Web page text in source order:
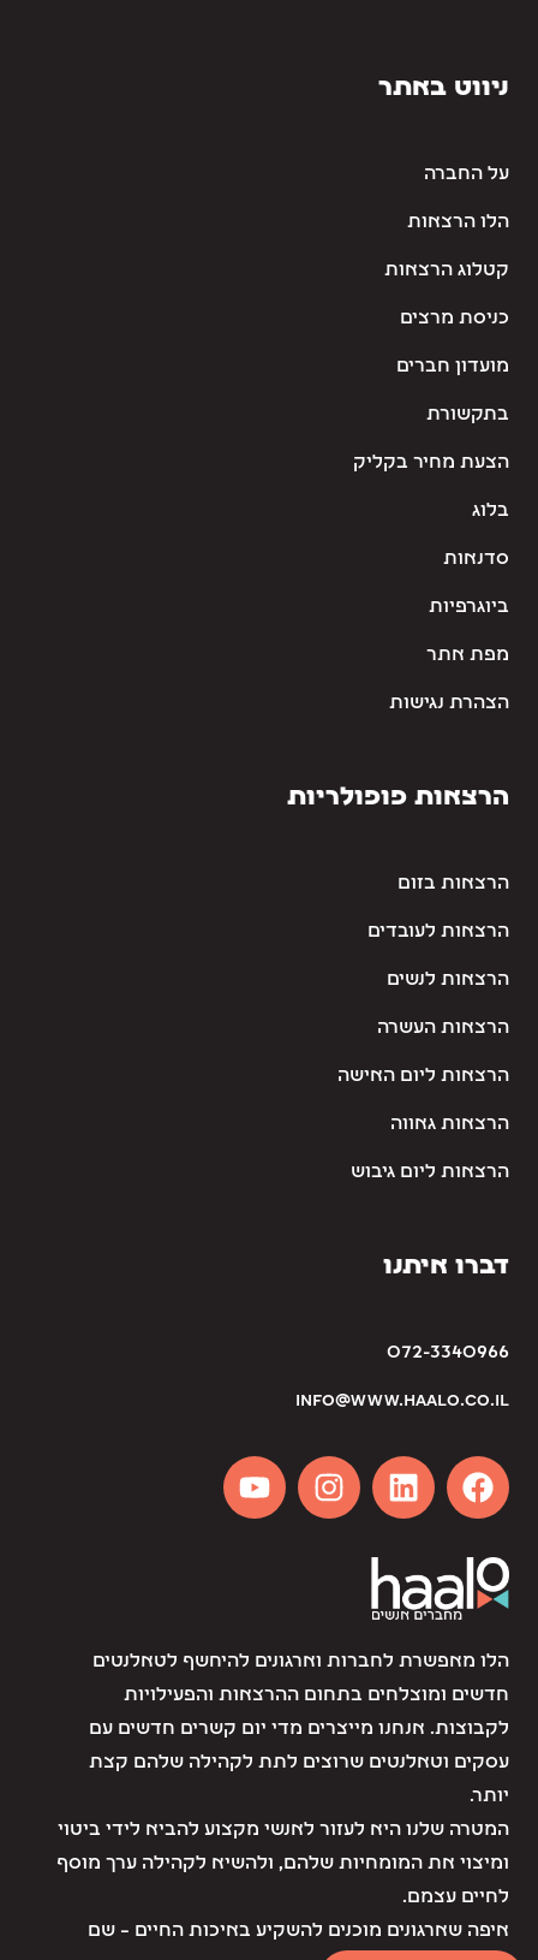
ניווט באתר
על החברה
הלו הרצאות
קטלוג הרצאות
כניסת מרצים
מועדון חברים
בתקשורת
הצעת מחיר בקליק
בלוג
סדנאות
ביוגרפיות
מפת אתר
הצהרת נגישות
הרצאות פופולריות
הרצאות בזום
הרצאות לעובדים
הרצאות לנשים
הרצאות העשרה
הרצאות ליום האישה
הרצאות גאווה
הרצאות ליום גיבוש
דברו איתנו
072-3340966
info@www.haalo.co.il
הלו מאפשרת לחברות וארגונים להיחשף לטאלנטים
חדשים ומוצלחים בתחום ההרצאות והפעילויות
לקבוצות. אנחנו מייצרים מדי יום קשרים חדשים עם
עסקים וטאלנטים שרוצים לתת לקהילה שלהם קצת
יותר.
המטרה שלנו היא לעזור לאנשי מקצוע להביא לידי ביטוי
ומיצוי את המומחיות שלהם, ולהשיא לקהילה ערך מוסף
לחיים עצמם.
איפה שארגונים מוכנים להשקיע באיכות החיים – שם